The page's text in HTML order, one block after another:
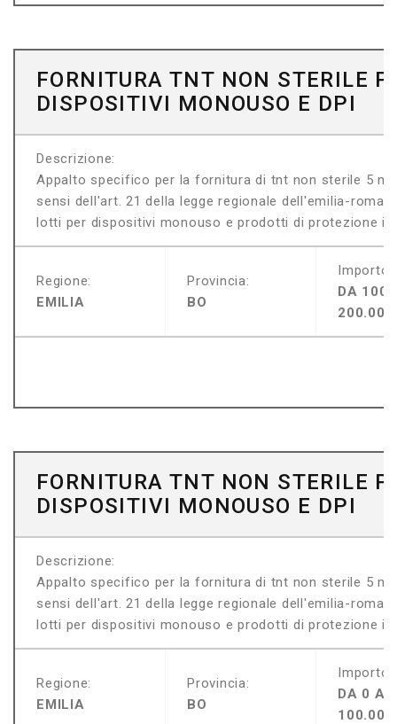
FORNITURA TNT NON STERILE
DISPOSITIVI MONOUSO E DPI
Descrizione:
Appalto specifico per la fornitura di tnt non sterile 5
sensi dell'art. 21 della legge regionale dell'emilia-
lotti per dispositivi monouso e prodotti di protezione
Regione:
EMILIA
Provincia:
BO
Importo:
DA
200.000
FORNITURA TNT NON STERILE
DISPOSITIVI MONOUSO E DPI
Descrizione:
Appalto specifico per la fornitura di tnt non sterile 5
sensi dell'art. 21 della legge regionale dell'emilia-
lotti per dispositivi monouso e prodotti di protezione
Regione:
EMILIA
Provincia:
BO
Importo:
DA 0 A
100.000